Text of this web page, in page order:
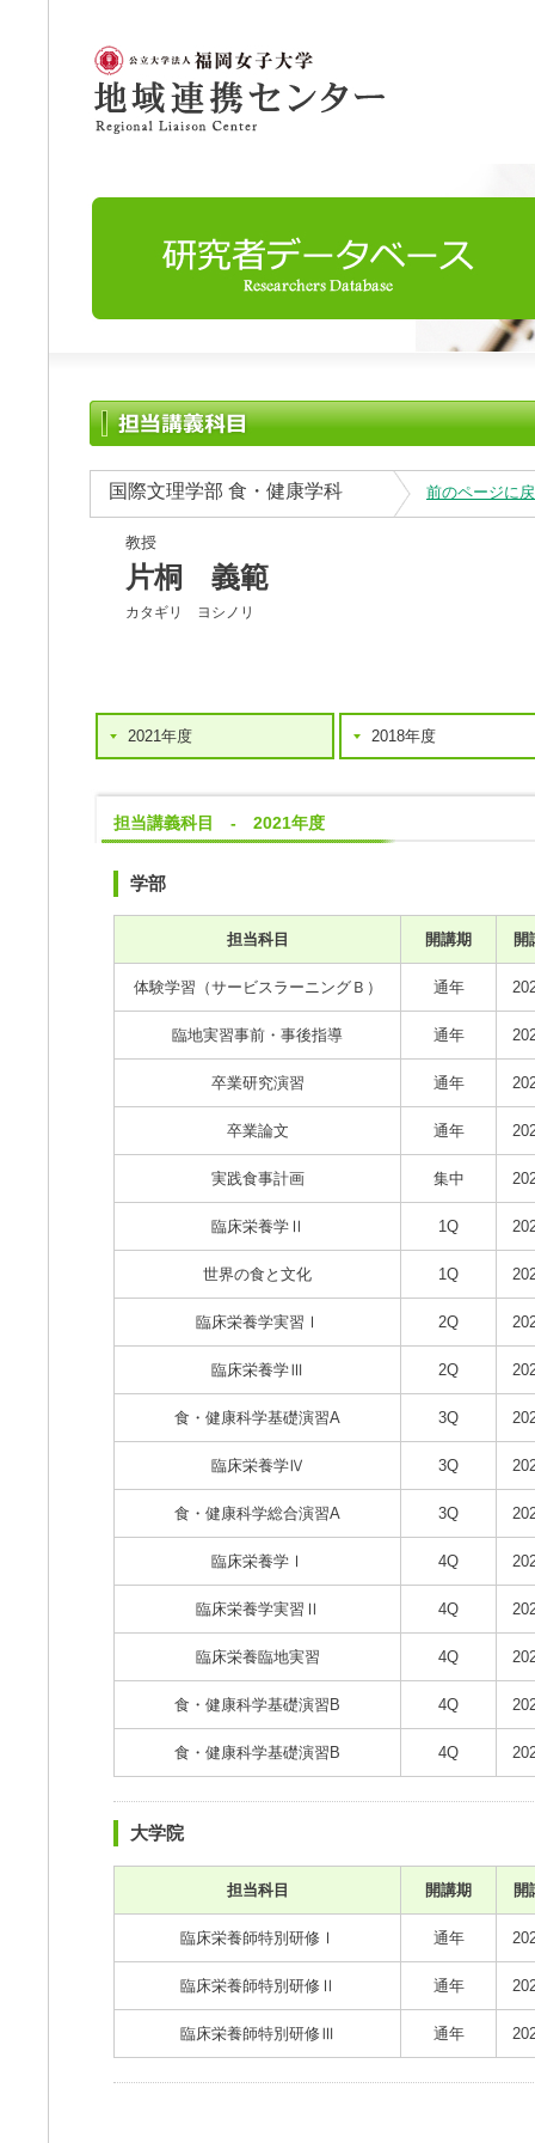
国際文理学部 食・健康学科 前のページに
教授
片桐 義範
カタギリ ヨシノリ
2021年度 2018年度
担当講義科目 - 2021年度
学部
担当科目 開講期 開
体験学習（サービスラーニングＢ） 通年
臨地実習事前・事後指導 通年
卒業研究演習 通年
卒業論文 通年
実践食事計画 集中
臨床栄養学Ⅱ 1Q
世界の食と文化 1Q
臨床栄養学実習Ⅰ 2Q
臨床栄養学Ⅲ 2Q
食・健康科学基礎演習A 3Q
臨床栄養学Ⅳ 3Q
食・健康科学総合演習A 3Q
臨床栄養学Ⅰ 4Q
臨床栄養学実習Ⅱ 4Q
臨床栄養臨地実習 4Q
食・健康科学基礎演習B 4Q
食・健康科学基礎演習B 4Q
大学院
担当科目 開講期 開
臨床栄養師特別研修Ⅰ 通年
臨床栄養師特別研修Ⅱ 通年
臨床栄養師特別研修Ⅲ 通年